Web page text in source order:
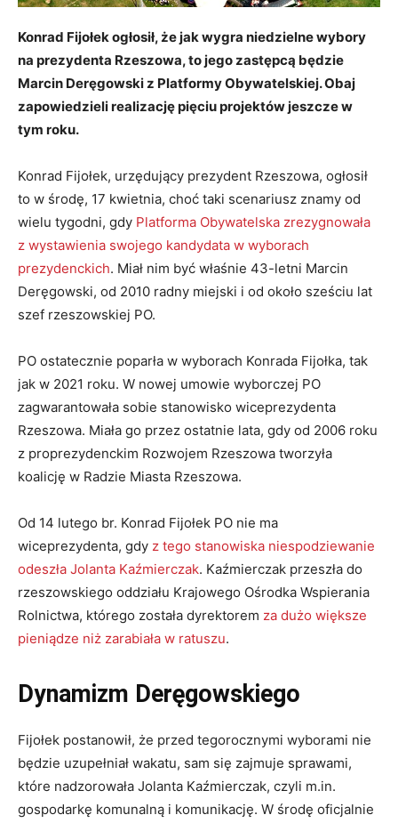
Konrad Fijołek ogłosił, że jak wygra niedzielne wybory
na prezydenta Rzeszowa, to jego zastępcą będzie
Marcin Deręgowski z Platformy Obywatelskiej. Obaj
zapowiedzieli realizację pięciu projektów jeszcze w
tym roku.
Konrad Fijołek, urzędujący prezydent Rzeszowa, ogłosił
to w środę, 17 kwietnia, choć taki scenariusz znamy od
wielu tygodni, gdy Platforma Obywatelska zrezygnowała
z wystawienia swojego kandydata w wyborach
prezydenckich. Miał nim być właśnie 43-letni Marcin
Deręgowski, od 2010 radny miejski i od około sześciu lat
szef rzeszowskiej PO.
PO ostatecznie poparła w wyborach Konrada Fijołka, tak
jak w 2021 roku. W nowej umowie wyborczej PO
zagwarantowała sobie stanowisko wiceprezydenta
Rzeszowa. Miała go przez ostatnie lata, gdy od 2006 roku
z proprezydenckim Rozwojem Rzeszowa tworzyła
koalicję w Radzie Miasta Rzeszowa.
Od 14 lutego br. Konrad Fijołek PO nie ma
wiceprezydenta, gdy z tego stanowiska niespodziewanie
odeszła Jolanta Kaźmierczak. Kaźmierczak przeszła do
rzeszowskiego oddziału Krajowego Ośrodka Wspierania
Rolnictwa, którego została dyrektorem za dużo większe
pieniądze niż zarabiała w ratuszu.
Dynamizm Deręgowskiego
Fijołek postanowił, że przed tegorocznymi wyborami nie
będzie uzupełniał wakatu, sam się zajmuje sprawami,
które nadzorowała Jolanta Kaźmierczak, czyli m.in.
gospodarkę komunalną i komunikację. W środę oficjalnie